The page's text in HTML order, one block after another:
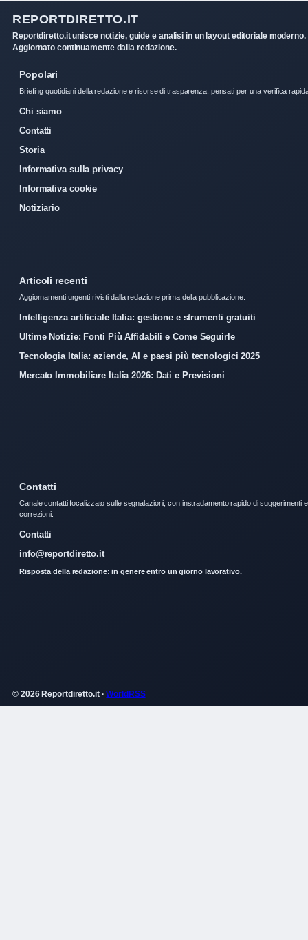
REPORTDIRETTO.IT
Reportdiretto.it unisce notizie, guide e analisi in un layout editoriale moderno.
Aggiornato continuamente dalla redazione.
Popolari
Briefing quotidiani della redazione e risorse di trasparenza, pensati per una verifica
Chi siamo
Contatti
Storia
Informativa sulla privacy
Informativa cookie
Notiziario
Articoli recenti
Aggiornamenti urgenti rivisti dalla redazione prima della pubblicazione.
Intelligenza artificiale Italia: gestione e strumenti gratuiti
Ultime Notizie: Fonti Più Affidabili e Come Seguirle
Tecnologia Italia: aziende, AI e paesi più tecnologici 2025
Mercato Immobiliare Italia 2026: Dati e Previsioni
Contatti
Canale contatti focalizzato sulle segnalazioni, con instradamento rapido di suggerimenti e
correzioni.
Contatti
info@reportdiretto.it
Risposta della redazione: in genere entro un giorno lavorativo.
© 2026 Reportdiretto.it ·WorldRSS